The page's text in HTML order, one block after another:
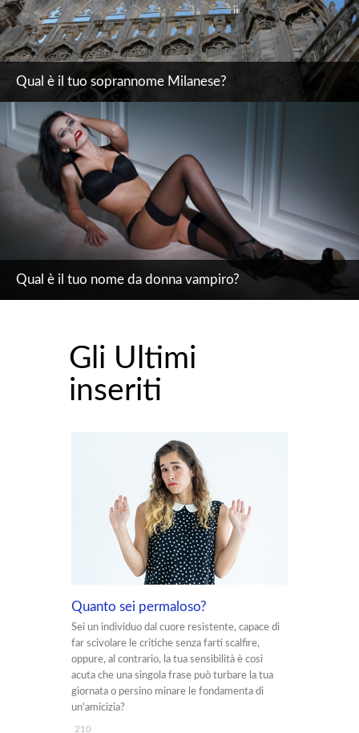
Qual è il tuo soprannome Milanese?
Qual è il tuo nome da donna vampiro?
Gli Ultimi
inseriti
Quanto sei permaloso?
Sei un individuo dal cuore resistente, capace di
far scivolare le critiche senza farti scalfire,
oppure, al contrario, la tua sensibilità è così
acuta che una singola frase può turbare la tua
giornata o persino minare le fondamenta di
un'amicizia?
210